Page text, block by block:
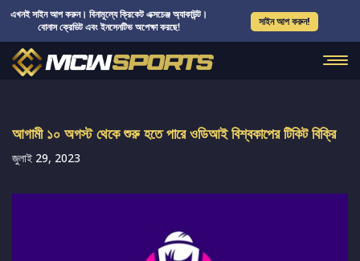
এখনই সাইন আপ করুন। বিনামূল্যে ক্রিকেট এক্সচেঞ্জ অ্যাকাউন্ট।
বোনাস ক্রেডিট এবং ইনসেনটিভ অপেক্ষা করছে!
সাইন আপ করুন!
আগামী ১০ অগস্ট থেকে শুরু হতে পারে ওডিআই বিশ্বকাপের টিকিট বিক্রি
জুলাই 29, 2023